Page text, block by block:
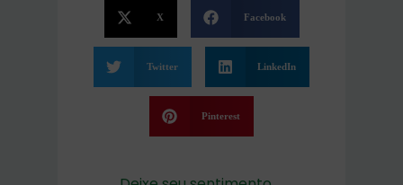
X Facebook
Twitter LinkedIn
Pinterest